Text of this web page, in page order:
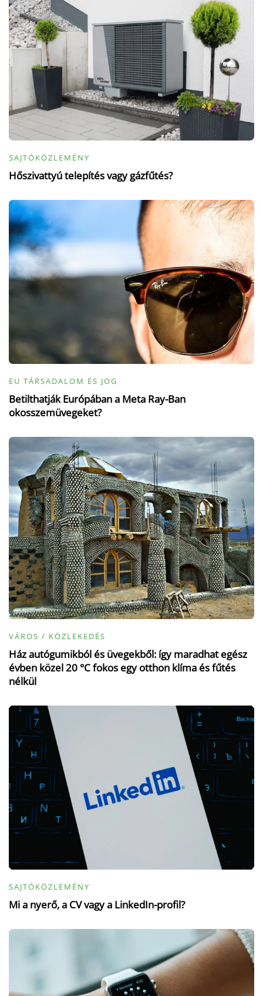
SAJTÓKÖZLEMÉNY
Hőszivattyú telepítés vagy gázfűtés?
EU TÁRSADALOM ÉS JOG
Betilthatják Európában a Meta Ray-Ban
okosszemüvegeket?
VÁROS / KÖZLEKEDÉS
Ház autógumikból és üvegekből: így maradhat egész
évben közel 20 °C fokos egy otthon klíma és fűtés
nélkül
SAJTÓKÖZLEMÉNY
Mi a nyerő, a CV vagy a LinkedIn-profil?